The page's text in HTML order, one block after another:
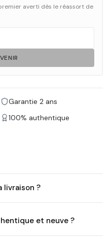
averti dès le réassort de
Garantie 2 ans
100% authentique
livraison ?
et neuve ?